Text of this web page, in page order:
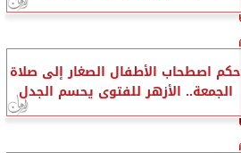
حكم اصطحاب الأطفال الصغار إلى صلاة
الجمعة.. الأزهر للفتوى يحسم الجدل